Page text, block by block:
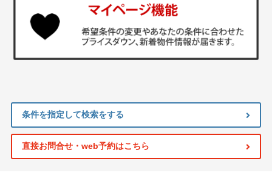
条件を指定して検索をする
直接お問合せ・web予約はこちら